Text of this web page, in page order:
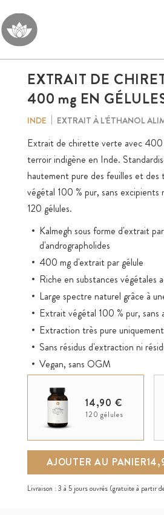
EXTRAIT DE
400 mg EN
INDE EXTRAIT À L'ÉTHANOL
Extrait de chirette verte avec
terroir indigène en Inde.
hautement pure des feuilles et
végétal 100 % pur, sans excipients
120 gélules.
Kalmegh sous forme d'extrait
d'andrographolides
400 mg d'extrait par gélule
Riche en substances végétales
Large spectre naturel grâce à
Extrait végétal 100 % pur, sans
Extraction très pure
Sans résidus d'extraction ni
Vegan, sans OGM
14,90 €
120 gélules
AJOUTER AU PANIER
Livraison : 3 à 5 jours ouvrés (gratuite à partir